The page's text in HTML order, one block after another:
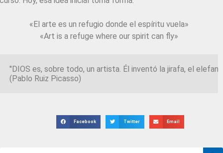
«El arte es un refugio donde el espíritu vuela»
«Art is a refuge where our spirit can fly»
"DIOS es, sobre todo, un artista. Él inventó la jirafa, el
(Pablo Ruiz Picasso)
Facebook Twitter Email